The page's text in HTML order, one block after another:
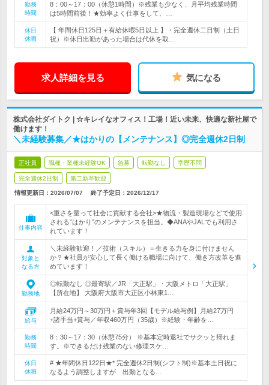
勤務
時間
8：00～17：00（休憩1時間）※残業も少なく、月平均残業時間
は5時間前後！★効率よく仕事をして、…
休日
休暇
【 年間休日125日＋有給休暇5日以上 】・完全週休二日制（土日
祝）※休日出勤があった場合は代休を取…
求人詳細を見る 気になる
株式会社ダイトク | ☆キレイなオフィス！工場！近い未来、快適な新社屋で
働けます！
＼未経験募集／★はかりの【メンテナンス】◎完全週休2日制
正社員 職種・業種未経験OK 急募 転勤なし 学歴不問
完全週休2日制 第二新卒歓迎
情報更新日：2026/07/07 終了予定日： 2026/12/17
仕事内容
<重さを量って社会に貢献する会社>★物流・製造現場などで使用
される”はかり”のメンテナンスを担当。◆ANAやJALでも利用さ
れています！
対象と
なる方
＼未経験歓迎！／技術（スキル）＝生きる力を身に付けません
か？★社員が安心して長く働ける職場に向けて、働き方改革を進
めています！
勤務地
◎転勤なし ◎最寄駅／JR「大正駅」・大阪メトロ「大正駅」
【所在地】 大阪府大阪市大正区小林東1…
給与
月給24万円～30万円＋賞与年3回【モデル給与例】月給27万円
+諸手当+賞与／年収460万円（35歳）※経験・年齢を…
勤務
時間
8：30～17：30（休憩75分） ※基本定時退社でサクッと帰れま
す。※できるだけ残業のない修理スケ…
休日
休暇
# ★年間休日122日★* 完全週休2日制(シフト制)※基本土日祝に
なるよう調整しますが 出勤となる…